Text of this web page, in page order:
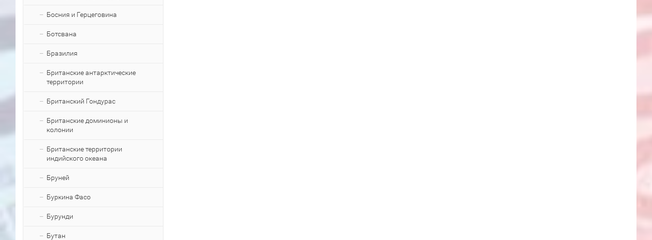
Босния и Герцеговина
Ботсвана
Бразилия
Британские антарктические
территории
Британский Гондурас
Британские доминионы и
колонии
Британские территории
индийского океана
Бруней
Буркина Фасо
Бурунди
Бутан